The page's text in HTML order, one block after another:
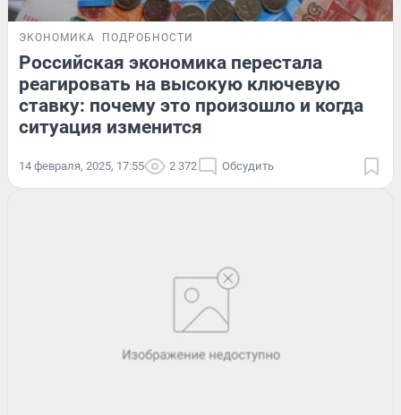
ЭКОНОМИКА ПОДРОБНОСТИ
Российская экономика перестала
реагировать на высокую ключевую
ставку: почему это произошло и когда
ситуация изменится
14 февраля, 2025, 17:55 2 372 Обсудить